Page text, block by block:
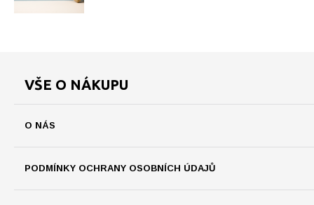
VŠE O NÁKUPU
O NÁS
PODMÍNKY OCHRANY OSOBNÍCH ÚDAJŮ